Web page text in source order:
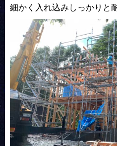
細かく入れ込みしっかりと